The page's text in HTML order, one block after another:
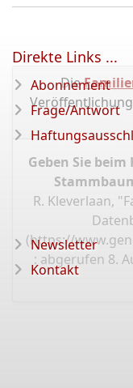
Die
Geben Sie
R. Kleverlaan,
(https://
: abgerufen 8.
Direkte Links ...
Abonnement
Frage/Antwort
Newsletter
Kontakt